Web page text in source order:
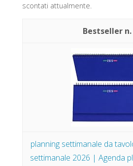
scontati attualmente.
planning settimanale da
settimanale 2026 | Agenda